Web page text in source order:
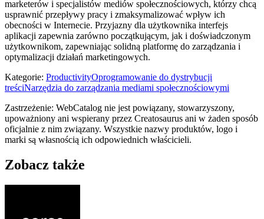
marketerów i specjalistów mediów społecznościowych, którzy chcą
usprawnić przepływy pracy i zmaksymalizować wpływ ich
obecności w Internecie. Przyjazny dla użytkownika interfejs
aplikacji zapewnia zarówno początkującym, jak i doświadczonym
użytkownikom, zapewniając solidną platformę do zarządzania i
optymalizacji działań marketingowych.
Kategorie: ProductivityOprogramowanie do dystrybucji
treściNarzędzia do zarządzania mediami społecznościowymi
Zastrzeżenie: WebCatalog nie jest powiązany, stowarzyszony,
upoważniony ani wspierany przez Creatosaurus ani w żaden sposób
oficjalnie z nim związany. Wszystkie nazwy produktów, logo i
marki są własnością ich odpowiednich właścicieli.
Zobacz także